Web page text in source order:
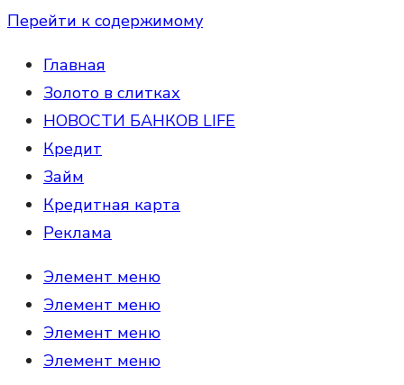
Перейти к содержимому
Главная
Золото в слитках
НОВОСТИ БАНКОВ LIFE
Кредит
Займ
Кредитная карта
Реклама
Элемент меню
Элемент меню
Элемент меню
Элемент меню